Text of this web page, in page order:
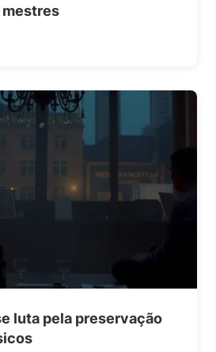
mestres
luta pela preservação